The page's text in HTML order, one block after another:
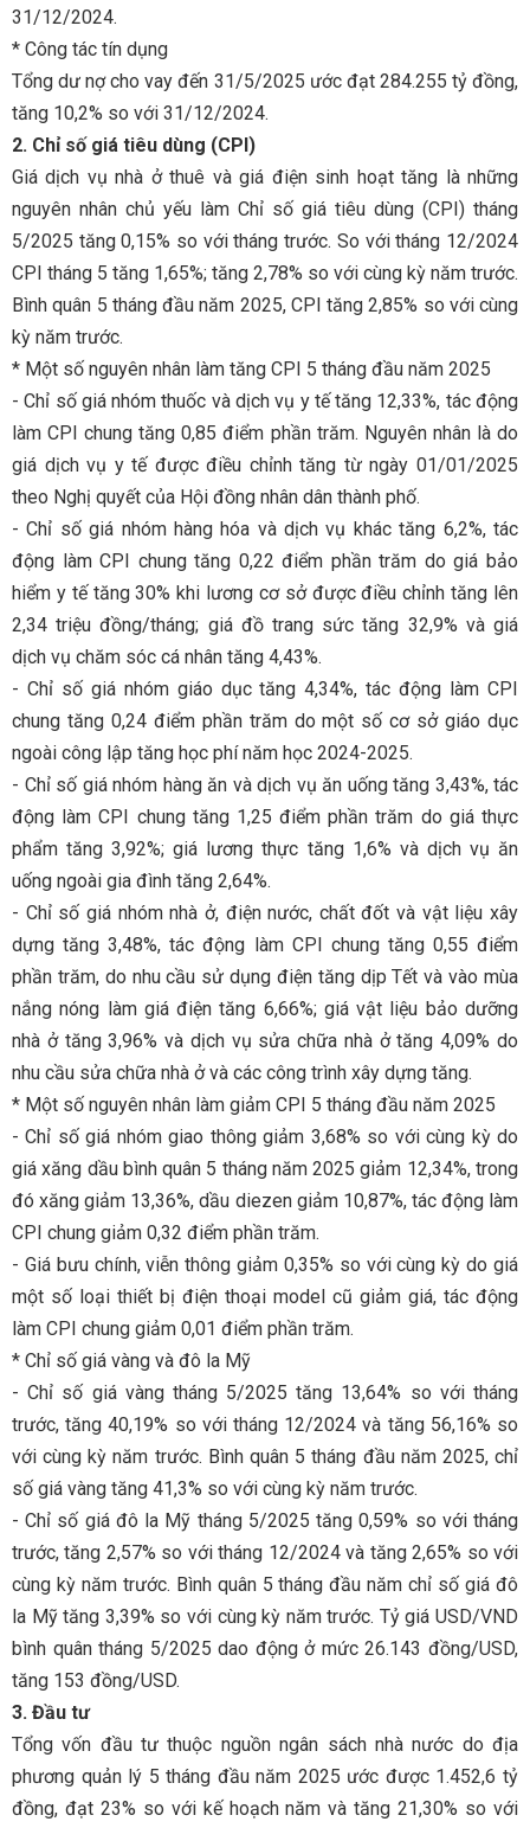
31/12/2024.
* Công tác tín dụng
Tổng dư nợ cho vay đến 31/5/2025 ước đạt 284.255 tỷ đồng,
tăng 10,2% so với 31/12/2024.
2. Chỉ số giá tiêu dùng (CPI)
Giá dịch vụ nhà ở thuê và giá điện sinh hoạt tăng là những
nguyên nhân chủ yếu làm Chỉ số giá tiêu dùng (CPI) tháng
5/2025 tăng 0,15% so với tháng trước. So với tháng 12/2024
CPI tháng 5 tăng 1,65%; tăng 2,78% so với cùng kỳ năm trước.
Bình quân 5 tháng đầu năm 2025, CPI tăng 2,85% so với cùng
kỳ năm trước.
* Một số nguyên nhân làm tăng CPI 5 tháng đầu năm 2025
- Chỉ số giá nhóm thuốc và dịch vụ y tế tăng 12,33%, tác động
làm CPI chung tăng 0,85 điểm phần trăm. Nguyên nhân là do
giá dịch vụ y tế được điều chỉnh tăng từ ngày 01/01/2025
theo Nghị quyết của Hội đồng nhân dân thành phố.
- Chỉ số giá nhóm hàng hóa và dịch vụ khác tăng 6,2%, tác
động làm CPI chung tăng 0,22 điểm phần trăm do giá bảo
hiểm y tế tăng 30% khi lương cơ sở được điều chỉnh tăng lên
2,34 triệu đồng/tháng; giá đồ trang sức tăng 32,9% và giá
dịch vụ chăm sóc cá nhân tăng 4,43%.
- Chỉ số giá nhóm giáo dục tăng 4,34%, tác động làm CPI
chung tăng 0,24 điểm phần trăm do một số cơ sở giáo dục
ngoài công lập tăng học phí năm học 2024-2025.
- Chỉ số giá nhóm hàng ăn và dịch vụ ăn uống tăng 3,43%, tác
động làm CPI chung tăng 1,25 điểm phần trăm do giá thực
phẩm tăng 3,92%; giá lương thực tăng 1,6% và dịch vụ ăn
uống ngoài gia đình tăng 2,64%.
- Chỉ số giá nhóm nhà ở, điện nước, chất đốt và vật liệu xây
dựng tăng 3,48%, tác động làm CPI chung tăng 0,55 điểm
phần trăm, do nhu cầu sử dụng điện tăng dịp Tết và vào mùa
nắng nóng làm giá điện tăng 6,66%; giá vật liệu bảo dưỡng
nhà ở tăng 3,96% và dịch vụ sửa chữa nhà ở tăng 4,09% do
nhu cầu sửa chữa nhà ở và các công trình xây dựng tăng.
* Một số nguyên nhân làm giảm CPI 5 tháng đầu năm 2025
- Chỉ số giá nhóm giao thông giảm 3,68% so với cùng kỳ do
giá xăng dầu bình quân 5 tháng năm 2025 giảm 12,34%, trong
đó xăng giảm 13,36%, dầu diezen giảm 10,87%, tác động làm
CPI chung giảm 0,32 điểm phần trăm.
- Giá bưu chính, viễn thông giảm 0,35% so với cùng kỳ do giá
một số loại thiết bị điện thoại model cũ giảm giá, tác động
làm CPI chung giảm 0,01 điểm phần trăm.
* Chỉ số giá vàng và đô la Mỹ
- Chỉ số giá vàng tháng 5/2025 tăng 13,64% so với tháng
trước, tăng 40,19% so với tháng 12/2024 và tăng 56,16% so
với cùng kỳ năm trước. Bình quân 5 tháng đầu năm 2025, chỉ
số giá vàng tăng 41,3% so với cùng kỳ năm trước.
- Chỉ số giá đô la Mỹ tháng 5/2025 tăng 0,59% so với tháng
trước, tăng 2,57% so với tháng 12/2024 và tăng 2,65% so với
cùng kỳ năm trước. Bình quân 5 tháng đầu năm chỉ số giá đô
la Mỹ tăng 3,39% so với cùng kỳ năm trước. Tỷ giá USD/VND
bình quân tháng 5/2025 dao động ở mức 26.143 đồng/USD,
tăng 153 đồng/USD.
3. Đầu tư
Tổng vốn đầu tư thuộc nguồn ngân sách nhà nước do địa
phương quản lý 5 tháng đầu năm 2025 ước được 1.452,6 tỷ
đồng, đạt 23% so với kế hoạch năm và tăng 21,30% so với